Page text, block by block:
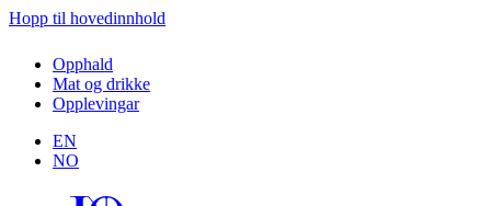
Hopp til hovedinnhold
Opphald
Mat og drikke
Opplevingar
EN
NO